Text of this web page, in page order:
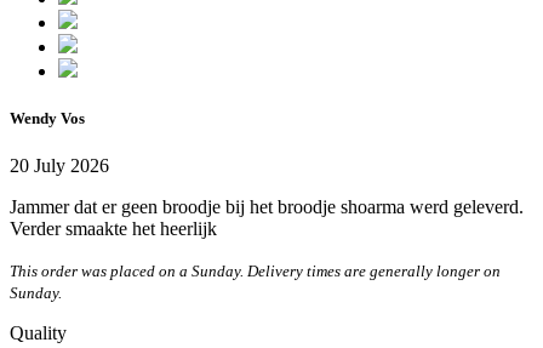
Wendy Vos
20 July 2026
Jammer dat er geen broodje bij het broodje shoarma werd geleverd.
Verder smaakte het heerlijk
This order was placed on a Sunday. Delivery times are generally longer on
Sunday.
Quality